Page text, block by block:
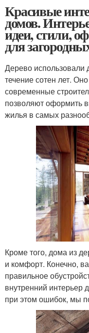
Красивые
домов.
идеи, стили,
для
Дерево использовали
течение сотен лет.
современные
позволяют оформить
жилья в самых
Кроме того, дома из
и комфорт. Конечно,
правильное
внутренний интерьер
при этом ошибок, мы